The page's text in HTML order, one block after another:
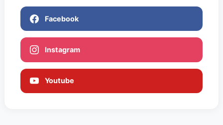
Facebook
Instagram
Youtube